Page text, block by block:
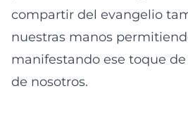
compartir del evangelio
nuestras manos
manifestando ese toque
de nosotros.